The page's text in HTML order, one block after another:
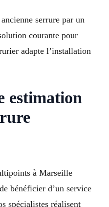
serrure par un
courante pour
adapte l’installation
estimation
à Marseille
bénéficier d’un service
spécialistes réalisent